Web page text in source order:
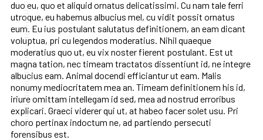
duo eu, quo et aliquid ornatus delicatissimi. Cu nam tale ferri
utroque, eu habemus albucius mel, cu vidit possit ornatus
eum. Eu ius postulant salutatus definitionem, an eam dicant
voluptua, pri cu legendos moderatius. Nihil quaeque
moderatius quo ut, eu vix noster fierent postulant. Est ut
magna tation, nec timeam tractatos dissentiunt id, ne integre
albucius eam. Animal docendi efficiantur ut eam. Malis
nonumy mediocritatem mea an. Timeam definitionem his id,
iriure omittam intellegam id sed, mea ad nostrud erroribus
explicari. Graeci viderer qui ut, at habeo facer solet usu. Pri
choro pertinax indoctum ne, ad partiendo persecuti
forensibus est.